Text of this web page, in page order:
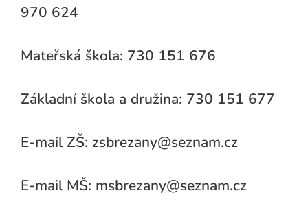
970 624
Mateřská škola: 730 151 676
Základní škola a družina: 730 151 677
E-mail ZŠ: zsbrezany@seznam.cz
E-mail MŠ: msbrezany@seznam.cz